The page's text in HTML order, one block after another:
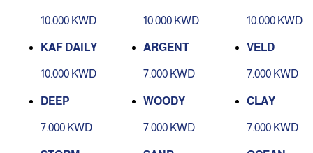
10.000 KWD 10.000 KWD 10.000 KWD
KAF DAILY
10.000 KWD
ARGENT
7.000 KWD
VELD
7.000 KWD
DEEP
7.000 KWD
WOODY
7.000 KWD
CLAY
7.000 KWD